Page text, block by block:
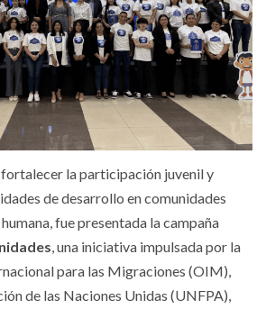
la participación juvenil y
de desarrollo en comunidades
fue presentada la campaña
, una iniciativa impulsada por la
para las Migraciones (OIM),
de las Naciones Unidas (UNFPA),